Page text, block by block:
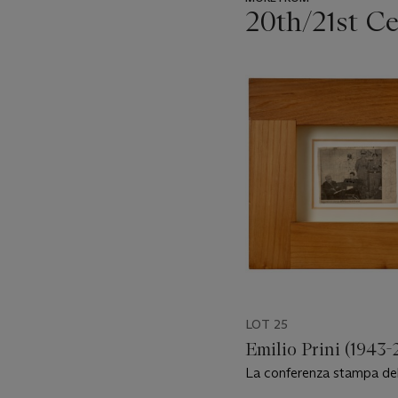
20th/21st
item_current_of_total_txt
LOT 25
Emilio Prini (1943-
La conferenza stampa